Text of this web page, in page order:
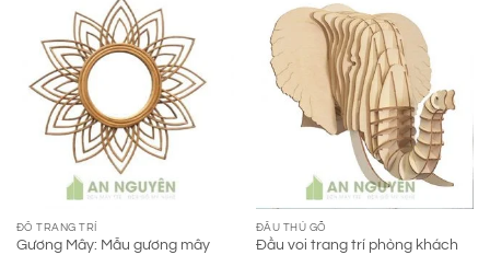
ĐỒ TRANG TRÍ
Gương Mây: Mẫu gương mây
ĐẦU THÚ GỖ
Đầu voi trang trí phòng khách